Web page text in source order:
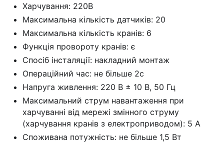
Харчування: 220В
Максимальна кількість датчиків: 20
Максимальна кількість кранів: 6
Функція провороту кранів: є
Спосіб інсталяції: накладний монтаж
Операційний час: не більше 2с
Напруга живлення: 220 В ± 10 В, 50 Гц
Максимальний струм навантаження при
харчуванні від мережі змінного струму
(харчування кранів з електроприводом): 5 А
Споживана потужність: не більше 1,5 Вт